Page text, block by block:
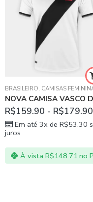
LEAGUE,LA LIGA
BRASILEIRO, CAMISAS
R$159.90 - R$179.90
Em até 3x de R$53.30
juros
À vista R$148.71 no